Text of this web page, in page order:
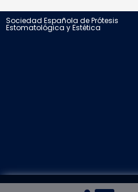
Sociedad Española de Prótesis
Estomatológica y Estética